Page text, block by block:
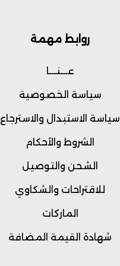
روابط مهمة
عـــنـــا
سياسة الخصوصية
سياسة الاستبدال والاسترجاع
الشروط والأحكام
الشحن والتوصيل
للاقتراحات والشكاوي
الماركات
شهادة القيمة المضافة